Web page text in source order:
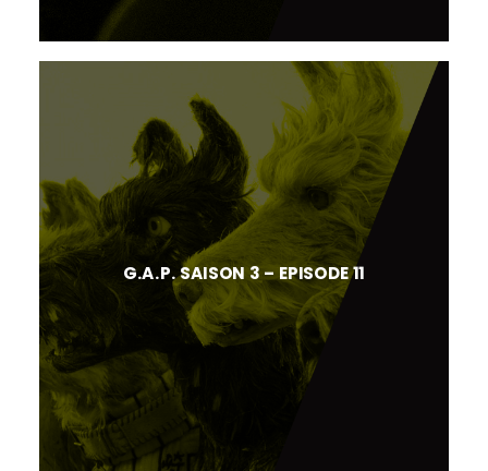
G.A.P. SAISON 3 – EPISODE 11